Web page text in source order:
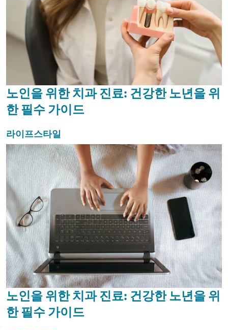
노인을 위한 치과 진료: 건강한 노년을 위
한 필수 가이드
라이프스타일
노인을 위한 치과 진료: 건강한 노년을 위
한 필수 가이드